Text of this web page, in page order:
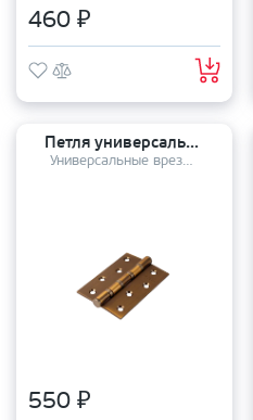
460 ₽
Петля универсальная Pallini PH-3 100*70*3 4BB MatCoffe матовый кофе
Универсальные врезные петли
550 ₽